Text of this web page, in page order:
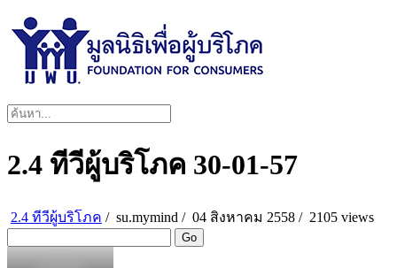
2.4 ทีวีผู้บริโภค 30-01-57
2.4 ทีวีผู้บริโภค / su.mymind / 04 สิงหาคม 2558 / 2105 views
Go